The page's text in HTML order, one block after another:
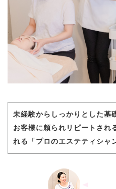
未経験からしっかりとした基
お客様に頼られリピートされ
れる「プロのエステティシャ